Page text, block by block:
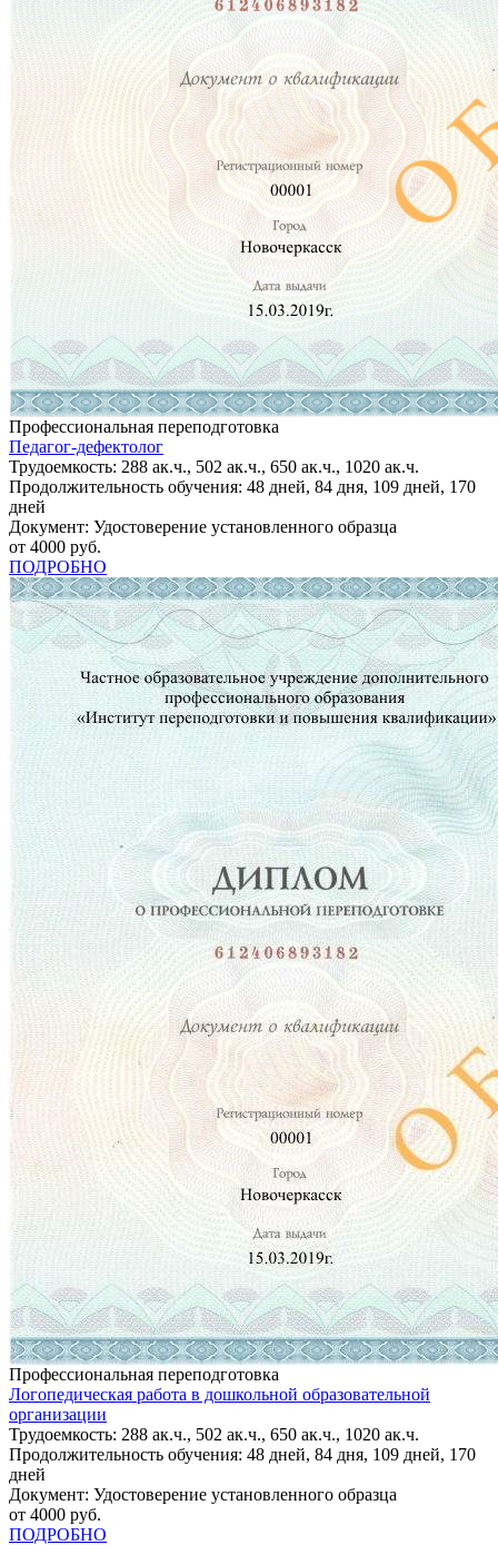
Профессиональная переподготовка
Педагог-дефектолог
Трудоемкость: 288 ак.ч., 502 ак.ч., 650 ак.ч., 1020 ак.ч.
Продолжительность обучения: 48 дней, 84 дня, 109 дней, 170
дней
Документ: Удостоверение установленного образца
от 4000 руб.
ПОДРОБНО
Профессиональная переподготовка
Логопедическая работа в дошкольной образовательной
организации
Трудоемкость: 288 ак.ч., 502 ак.ч., 650 ак.ч., 1020 ак.ч.
Продолжительность обучения: 48 дней, 84 дня, 109 дней, 170
дней
Документ: Удостоверение установленного образца
от 4000 руб.
ПОДРОБНО